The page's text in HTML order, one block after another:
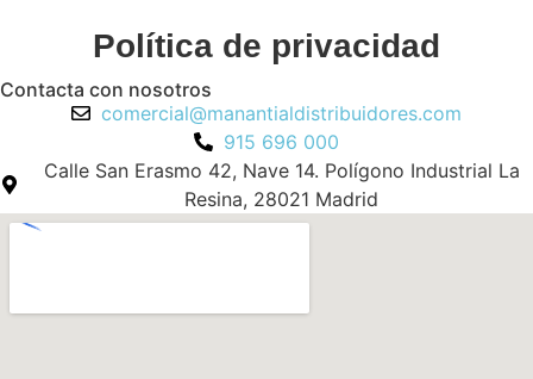
Política de privacidad
Contacta con nosotros
comercial@manantialdistribuidores.com
915 696 000
Calle San Erasmo 42, Nave 14. Polígono Industrial La
Resina, 28021 Madrid